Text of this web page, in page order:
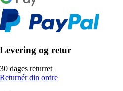
Levering og retur
30 dages returret
Returnér din ordre